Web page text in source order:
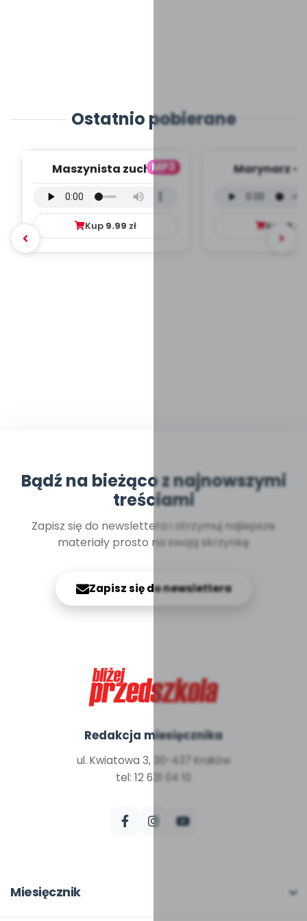
Ostatnio pobierane
MP3
Maszynista zuch -
mp3)
Kup 9.99 zł
Marynarz -
Kup 9.99
Bądź na bieżąco z najnowszymi
treściami
Zapisz się do newslettera i otrzymuj najlepsze
materiały prosto na swoją skrzynkę
Zapisz się do newslettera
Redakcja miesięcznika
ul. Kwiatowa 3, 30-437 Kraków
tel: 12 631 04 10
Miesięcznik